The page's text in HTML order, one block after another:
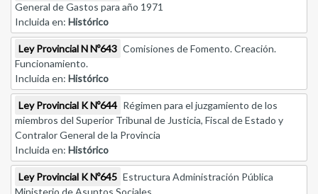
General de Gastos para año 1971
Incluida en: Histórico
Ley Provincial N Nº643 Comisiones de Fomento. Creación.
Funcionamiento.
Incluida en: Histórico
Ley Provincial K Nº644 Régimen para el juzgamiento de los
miembros del Superior Tribunal de Justicia, Fiscal de Estado y
Contralor General de la Provincia
Incluida en: Histórico
Ley Provincial K Nº645 Estructura Administración Pública